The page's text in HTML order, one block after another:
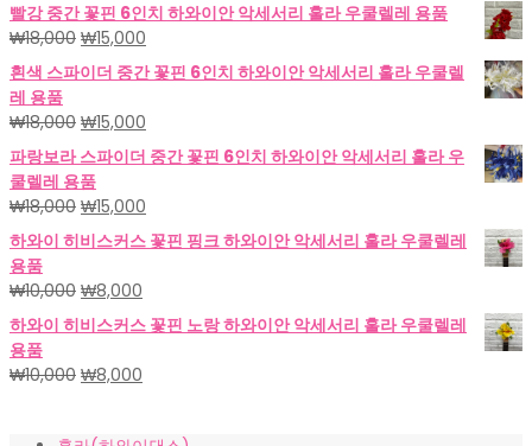
빨강 중간 꽃핀 6인치 하와이안 악세서리 훌라 우쿨렐레 용품
₩18,000 원
래
가
격:
₩18,000.
₩15,000
재
가
₩15,000.
흰색 스파이더 중간 꽃핀 6인치 하와이안 악세서리 훌라 우쿨렐
레 용품
₩18,000 원
래
가
격:
₩18,000.
₩15,000
재
가
₩15,000.
파랑보라 스파이더 중간 꽃핀 6인치 하와이안 악세서리 훌라 우
쿨렐레 용품
₩18,000 원
래
가
격:
₩18,000.
₩15,000
재
가
하와이 히비스커스 꽃핀 핑크 하와이안 악세서리 훌라 우쿨렐레
용품
₩10,000 원
래
가
격:
₩10,000.
₩8,000
재
가
₩8,000.
하와이 히비스커스 꽃핀 노랑 하와이안 악세서리 훌라 우쿨렐레
용품
₩10,000 원
₩8,000